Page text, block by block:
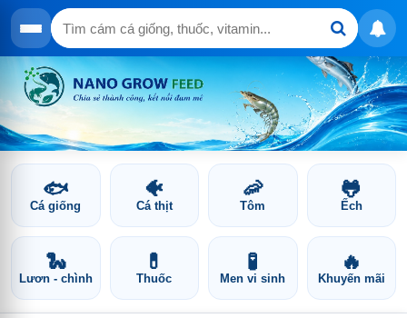
🐟
Cá giống
🐠
Cá thịt
🦐
Tôm
🐸
Ếch
🐍
Lươn - chình
💊
Thuốc
🧪
Men vi sinh
🔥
Khuyến mãi